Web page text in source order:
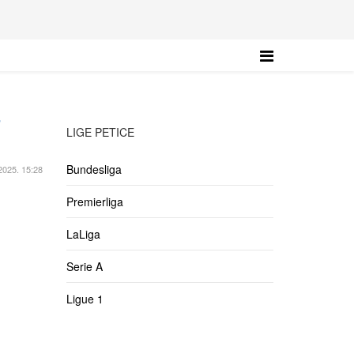
15:28
LIGE PETICE
Bundesliga
Premierliga
LaLiga
Serie A
Ligue 1